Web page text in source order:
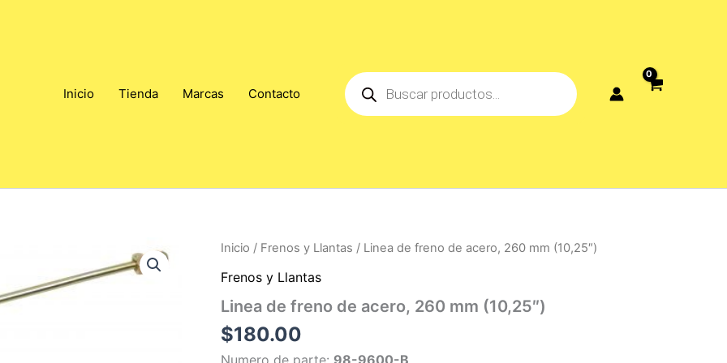
Inicio Tienda Marcas Contacto
Products
search
Inicio / Frenos y Llantas / Linea de freno de acero, 260 mm (10,25″)
Frenos y Llantas
Linea de freno de acero, 260 mm (10,25″)
$180.00
Numero de parte: 98-9600-B